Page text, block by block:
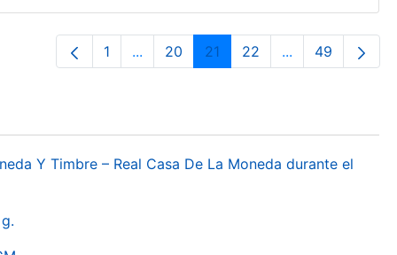
Páxina
1 ...Páxinas intermedias Use pestaña para
Páxina
20 Páxina
21 Páxina
22 ...PáxinasPáxina
49
Y Timbre – Real Casa De La Moneda durante el